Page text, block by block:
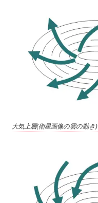
大気上層(衛星画像の雲の動き)